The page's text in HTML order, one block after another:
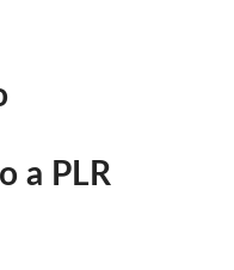
a PLR